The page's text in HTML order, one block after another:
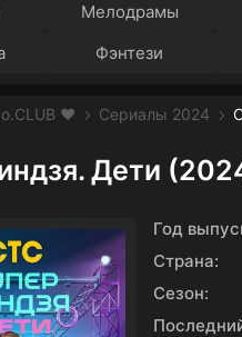
Мелодрамы
Фэнтези
❤️ Сериалы 2024
Дети
Год
Страна:
Сезон: